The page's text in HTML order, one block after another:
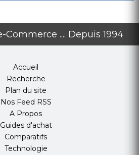
Commerce .... Depuis 1994
Accueil
Recherche
Plan du site
Nos Feed RSS
A Propos
Guides d'achat
Comparatifs
Technologie